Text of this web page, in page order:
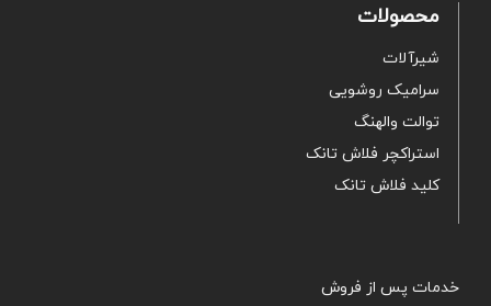
خدمات پس از فروش
محصولات
شیرآلات
سرامیک روشویی
توالت والهنگ
استراکچر فلاش تانک
کلید فلاش تانک